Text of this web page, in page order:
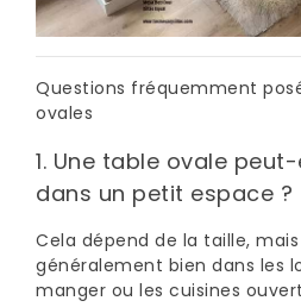
Questions fréquemment
ovales
1. Une table ovale
dans un petit espace ?
Cela dépend de la taille,
généralement bien dans les
manger ou les cuisines